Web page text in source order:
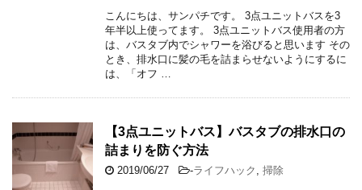
こんにちは、サンパチです。 3点ユニットバスを3
年半以上使ってます。 3点ユニットバス使用者の方
は、バスタブ内でシャワーを浴びると思います その
とき、排水口に髪の毛を詰まらせないようにするに
は、「オフ …
【3点ユニットバス】バスタブの排水口の
詰まりを防ぐ方法
2019/06/27 -ライフハック , 掃除